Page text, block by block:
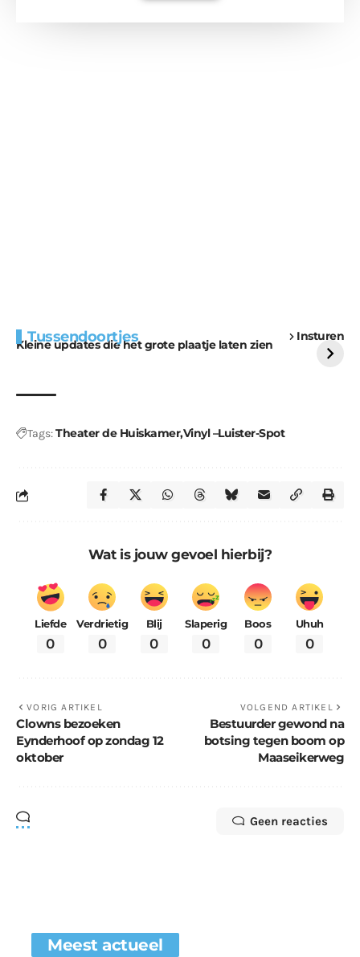
Tussendoortjes Insturen
Kleine updates die het grote plaatje laten zien
voor kabouters
uitdaging
Tags:Theater de HuiskamerVinyl –Luister-Spot
Wat is jouw gevoel hierbij?
Liefde
0
Verdrietig
0
Blij
0
Slaperig
0
Boos
0
Uhuh
0
VORIG ARTIKEL
Clowns bezoeken
Eynderhoof op zondag 12
oktober
VOLGEND ARTIKEL
Bestuurder gewond na
botsing tegen boom op
Maaseikerweg
Geen reacties
Meest actueel